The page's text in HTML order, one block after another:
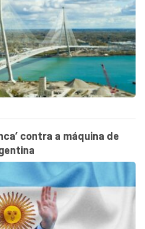
contra a máquina de